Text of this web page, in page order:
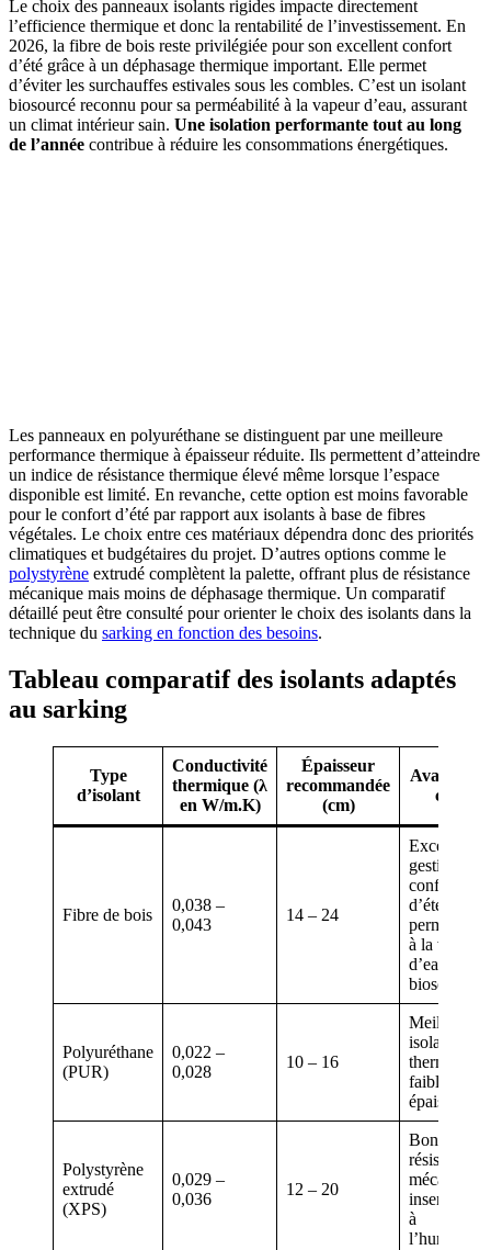
Le choix des panneaux isolants rigides impacte directement
l’efficience thermique et donc la rentabilité de l’investissement. En
2026, la fibre de bois reste privilégiée pour son excellent confort
d’été grâce à un déphasage thermique important. Elle permet
d’éviter les surchauffes estivales sous les combles. C’est un isolant
biosourcé reconnu pour sa perméabilité à la vapeur d’eau, assurant
un climat intérieur sain. Une isolation performante tout au long
de l’année contribue à réduire les consommations énergétiques.
Les panneaux en polyuréthane se distinguent par une meilleure
performance thermique à épaisseur réduite. Ils permettent d’atteindre
un indice de résistance thermique élevé même lorsque l’espace
disponible est limité. En revanche, cette option est moins favorable
pour le confort d’été par rapport aux isolants à base de fibres
végétales. Le choix entre ces matériaux dépendra donc des priorités
climatiques et budgétaires du projet. D’autres options comme le
polystyrène extrudé complètent la palette, offrant plus de résistance
mécanique mais moins de déphasage thermique. Un comparatif
détaillé peut être consulté pour orienter le choix des isolants dans la
technique du sarking en fonction des besoins.
Tableau comparatif des isolants adaptés
au sarking
Type
d’isolant
Conductivité
thermique (λ
en W/m.K)
Épaisseur
recommandée
(cm)
Avantages
clés
Fibre de bois
0,038 –
0,043
14 – 24
Excellente
gestion du
confort
d’été,
perméable
à la vapeur
d’eau,
biosourcé
Polyuréthane
(PUR)
0,022 –
0,028
10 – 16
Meilleure
isolation
thermique,
faible
épaisseur
Polystyrène
extrudé
(XPS)
0,029 –
0,036
12 – 20
Bonne
résistance
mécanique,
insensible
à
l’humidité